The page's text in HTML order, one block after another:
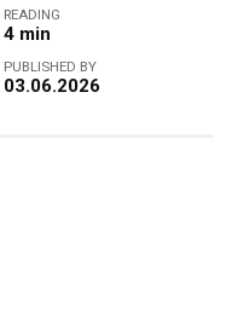
READING
4 min
PUBLISHED BY
03.06.2026